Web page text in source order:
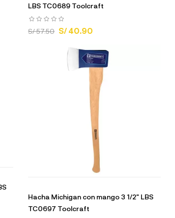
LBS TC0689 Toolcraft
S/ 57.50 S/ 40.90
Hacha Michigan con mango 3 1/2" LBS
TC0697 Toolcraft